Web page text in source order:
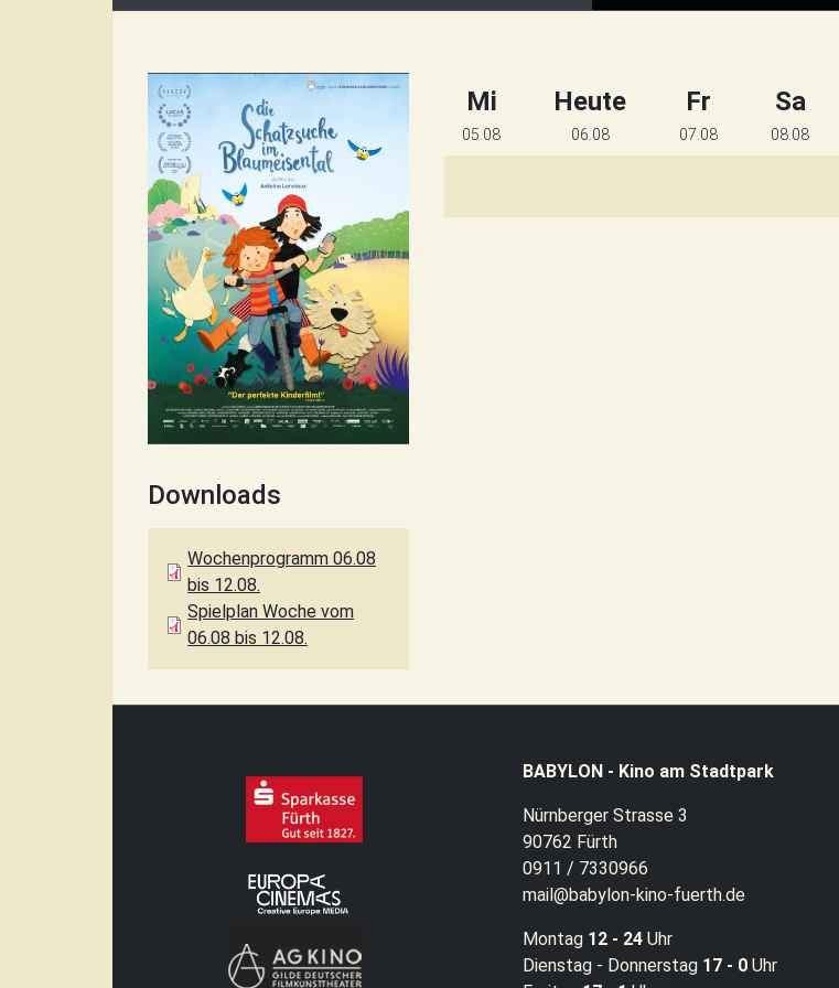
Downloads
Wochenprogramm 06.08
bis 12.08.
Spielplan Woche vom
06.08 bis 12.08.
Mi
05.08
Heute
06.08
Fr
07.08
Sa
08.08
BABYLON - Kino am Stadtpark
Nürnberger Strasse 3
90762 Fürth
0911 / 7330966
mail@babylon-kino-fuerth.de
Montag 12 - 24 Uhr
Dienstag - Donnerstag 17 - 0 Uhr